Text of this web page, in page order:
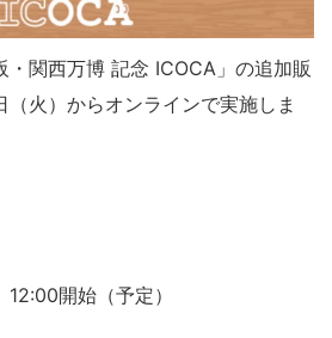
・関西万博 記念 ICOCA」の追加販
火）からオンラインで実施しま
開始（予定）